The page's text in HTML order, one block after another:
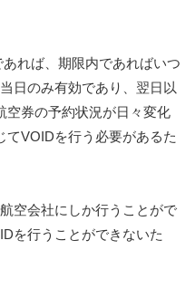
れば、期限内であればいつ
日のみ有効であり、翌日以
空券の予約状況が日々変化
てVOIDを行う必要があるた
空会社にしか行うことがで
を行うことができないた